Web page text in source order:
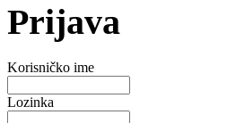
Prijava
Korisničko ime
Lozinka